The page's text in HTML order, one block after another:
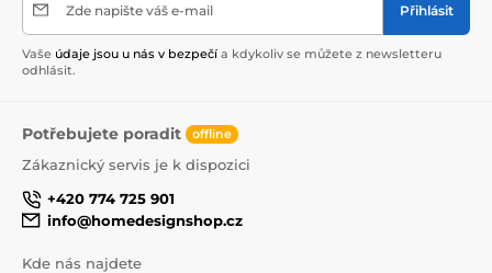
Zde napište váš e-mail Přihlásit
Vaše údaje jsou u nás v bezpečí a kdykoliv se můžete z newsletteru
odhlásit.
Potřebujete poradit offline
Zákaznický servis je k dispozici
+420 774 725 901
info@homedesignshop.cz
Kde nás najdete